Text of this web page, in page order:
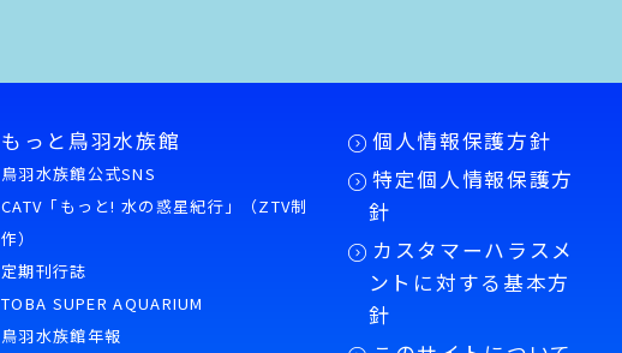
もっと鳥羽水族館
鳥羽水族館公式SNS
CATV「もっと! 水の惑星紀行」（ZTV制
作）
定期刊行誌
TOBA SUPER AQUARIUM
鳥羽水族館年報
個人情報保護方針
特定個人情報保護方
針
カスタマーハラスメ
ントに対する基本方
針